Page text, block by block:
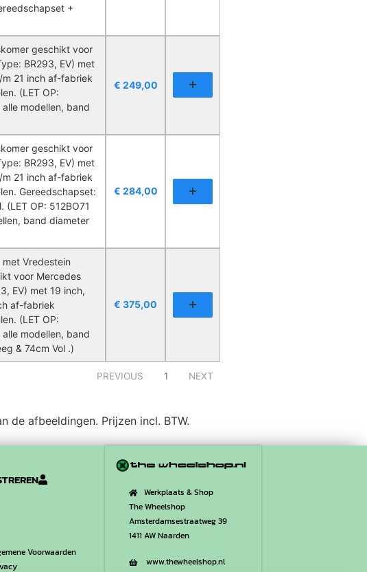
+
geschikt voor
BR293, EV) met
21 inch af-fabriek
(LET OP:
alle modellen, band
€ 249,00
geschikt voor
BR293, EV) met
21 inch af-fabriek
Gereedschapset:
(LET OP: 512BO71
band diameter
€ 284,00
met Vredestein
voor Mercedes
EV) met 19 inch,
af-fabriek
(LET OP:
alle modellen, band
& 74cm Vol .)
€ 375,00
PREVIOUS 1 NEXT
de afbeeldingen. Prijzen incl. BTW.
Voorwaarden
Werkplaats & Shop
The Wheelshop
Amsterdamsestraatweg 39
1411 AW Naarden
www.thewheelshop.nl